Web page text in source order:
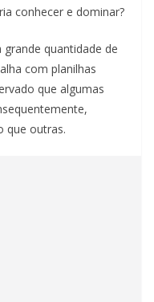
conhecer e dominar?
quantidade de
com planilhas
que algumas
que outras.